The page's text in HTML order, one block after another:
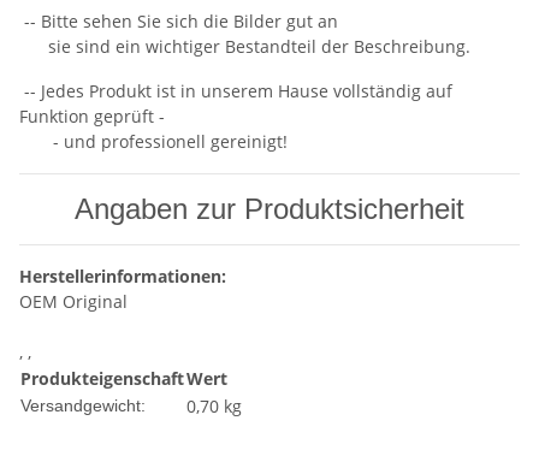
-- Bitte sehen Sie sich die Bilder gut an
sie sind ein wichtiger Bestandteil der Beschreibung.
-- Jedes Produkt ist in unserem Hause vollständig auf
Funktion geprüft -
- und professionell gereinigt!
Angaben zur Produktsicherheit
Herstellerinformationen:
OEM Original
, ,
ProdukteigenschaftWert
Versandgewicht: 0,70 kg